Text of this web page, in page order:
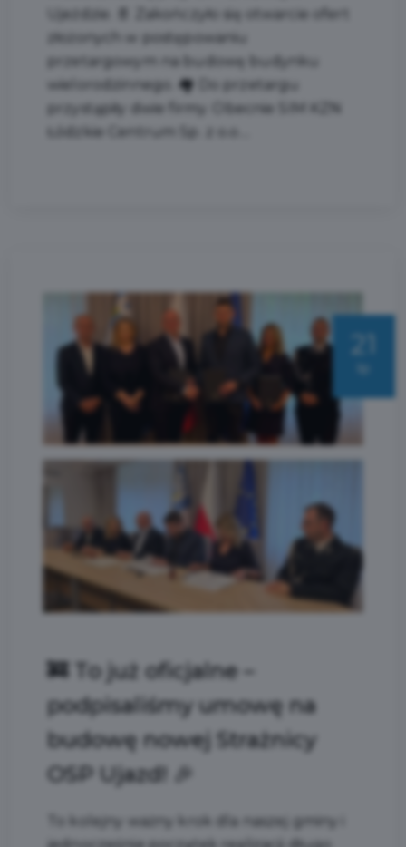
Ujeździe. 📄 Zakończyło się otwarcie ofert
złożonych w postępowaniu
przetargowym na budowę budynku
wielorodzinnego. 🏘️ Do przetargu
przystąpiły dwie firmy. Obecnie SIM KZN
Łódzkie Centrum Sp. z o.o....
21
🚒 To już oficjalne –
podpisaliśmy umowę na
budowę nowej Strażnicy
OSP Ujazd! 🎉
To kolejny ważny krok dla naszej gminy i